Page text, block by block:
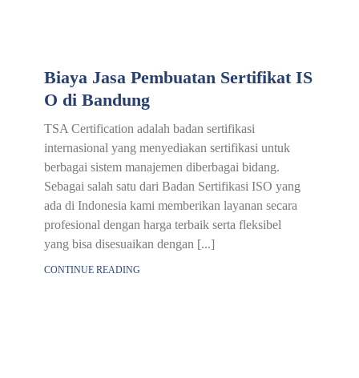
Biaya Jasa Pembuatan Sertifikat IS
O di Bandung
TSA Certification adalah badan sertifikasi
internasional yang menyediakan sertifikasi untuk
berbagai sistem manajemen diberbagai bidang.
Sebagai salah satu dari Badan Sertifikasi ISO yang
ada di Indonesia kami memberikan layanan secara
profesional dengan harga terbaik serta fleksibel
yang bisa disesuaikan dengan [...]
CONTINUE READING